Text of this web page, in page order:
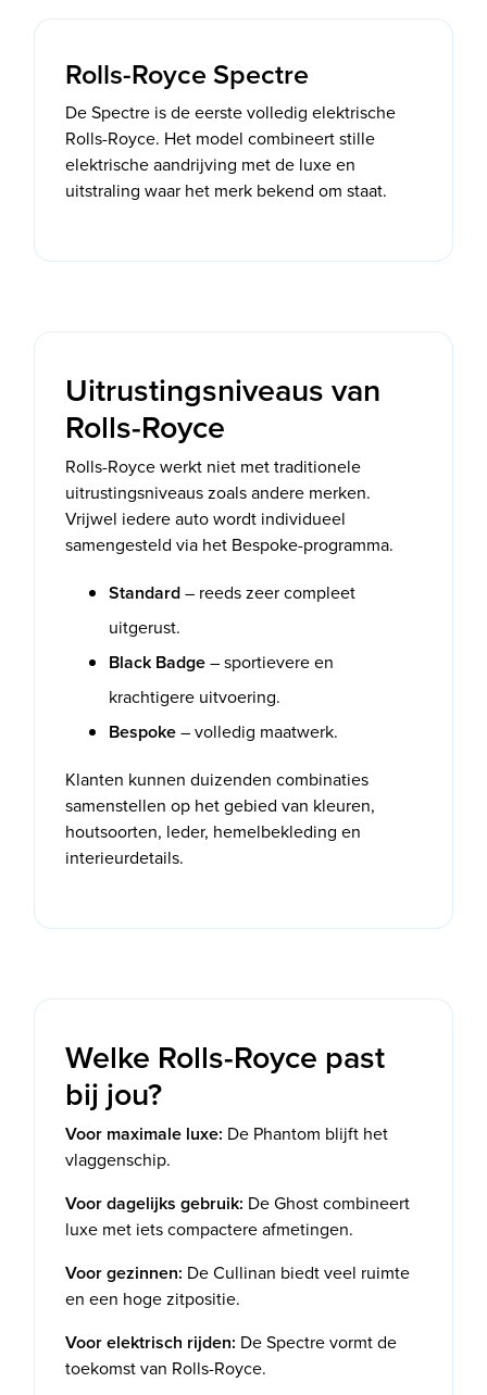
Rolls-Royce Spectre
De Spectre is de eerste volledig elektrische
Rolls-Royce. Het model combineert stille
elektrische aandrijving met de luxe en
uitstraling waar het merk bekend om staat.
Uitrustingsniveaus van
Rolls-Royce
Rolls-Royce werkt niet met traditionele
uitrustingsniveaus zoals andere merken.
Vrijwel iedere auto wordt individueel
samengesteld via het Bespoke-programma.
Standard– reeds zeer compleet
uitgerust.
Black Badge– sportievere en
krachtigere uitvoering.
Bespoke– volledig maatwerk.
Klanten kunnen duizenden combinaties
samenstellen op het gebied van kleuren,
houtsoorten, leder, hemelbekleding en
interieurdetails.
Welke Rolls-Royce past
bij jou?
Voor maximale luxe: De Phantom blijft het
vlaggenschip.
Voor dagelijks gebruik: De Ghost combineert
luxe met iets compactere afmetingen.
Voor gezinnen: De Cullinan biedt veel ruimte
en een hoge zitpositie.
Voor elektrisch rijden: De Spectre vormt de
toekomst van Rolls-Royce.